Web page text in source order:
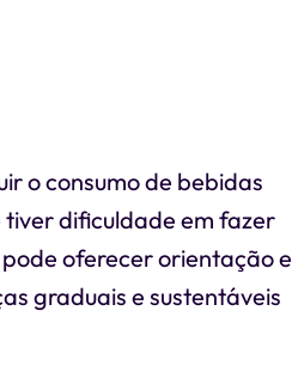
o consumo de bebidas
dificuldade em fazer
oferecer orientação e
graduais e sustentáveis